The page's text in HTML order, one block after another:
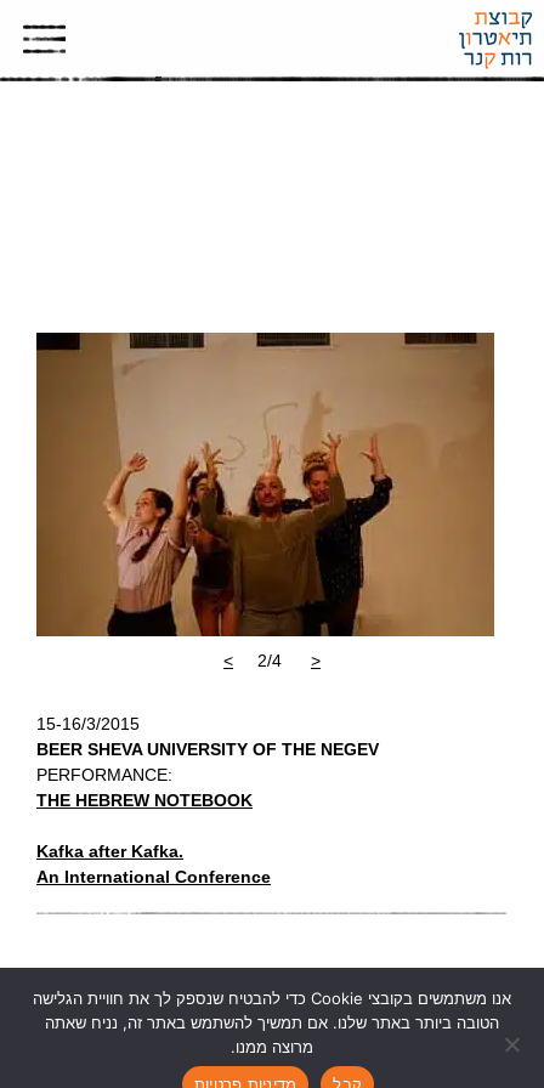
<
2/4
>
15-16/3/2015
BEER SHEVA UNIVERSITY OF THE NEGEV
PERFORMANCE:
THE HEBREW NOTEBOOK
Kafka after Kafka.
An International Conference
Ruth Kanner Theatre Group|rktheatre@gmail.com
אנו משתמשים בקובצי Cookie כדי להבטיח שנספק לך את חוויית הגלישה
הטובה ביותר באתר שלנו. אם תמשיך להשתמש באתר זה, נניח שאתה
מרוצה ממנו.
קבל
מדיניות פרטיות